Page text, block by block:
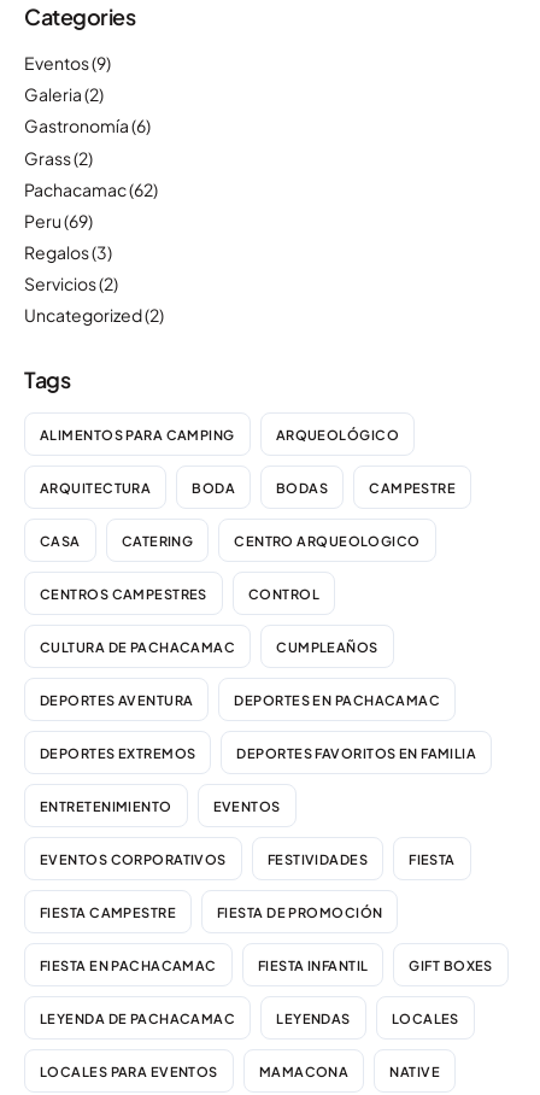
Categories
Eventos(9)
Galeria(2)
Gastronomía(6)
Grass(2)
Pachacamac(62)
Peru(69)
Regalos(3)
Servicios(2)
Uncategorized(2)
Tags
ALIMENTOS PARA CAMPING ARQUEOLÓGICO
ARQUITECTURA BODA BODAS CAMPESTRE
CASA CATERING CENTRO ARQUEOLOGICO
CENTROS CAMPESTRES CONTROL
CULTURA DE PACHACAMAC CUMPLEAÑOS
DEPORTES AVENTURA DEPORTES EN PACHACAMAC
DEPORTES EXTREMOS DEPORTES FAVORITOS EN FAMILIA
ENTRETENIMIENTO EVENTOS
EVENTOS CORPORATIVOS FESTIVIDADES FIESTA
FIESTA CAMPESTRE FIESTA DE PROMOCIÓN
FIESTA EN PACHACAMAC FIESTA INFANTIL GIFT BOXES
LEYENDA DE PACHACAMAC LEYENDAS LOCALES
LOCALES PARA EVENTOS MAMACONA NATIVE